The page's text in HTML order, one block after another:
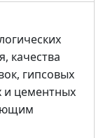
качества
гипсовых
и цементных